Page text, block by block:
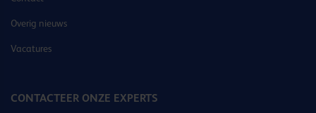
Overig nieuws
Vacatures
CONTACTEER ONZE EXPERTS